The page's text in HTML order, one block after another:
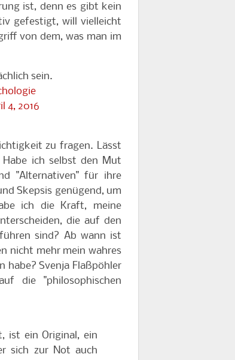
ist, denn es gibt kein
gefestigt, will vielleicht
von dem, was man im
sein.
4, 2016
zu fragen. Lässt
ich selbst den Mut
"Alternativen" für ihre
Skepsis genügend, um
ich die Kraft, meine
die auf den
sind? Ab wann ist
nicht mehr mein wahres
habe? Svenja Flaßpöhler
die "philosophischen
ist ein Original, ein
sich zur Not auch